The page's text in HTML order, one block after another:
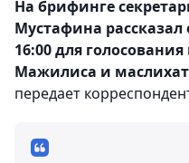
На брифинге
Мустафина рассказал
16:00 для
Мажилиса и
передает